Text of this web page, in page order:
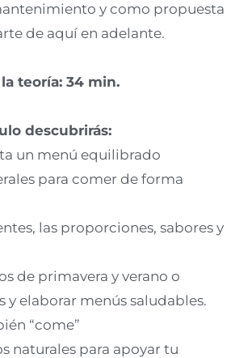
y como propuesta
de aquí en adelante.
teoría: 34 min.
descubrirás:
un menú equilibrado
para comer de forma
las proporciones, sabores y
de primavera y verano o
y elaborar menús saludables.
“come”
naturales para apoyar tu